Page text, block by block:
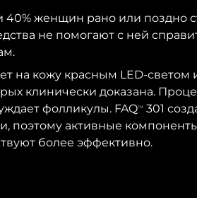
40% женщин рано или поздно
не помогают с ней
на кожу красным LED-светом
клинически доказана.
фолликулы. FAQTM
301
поэтому активные
более эффективно.